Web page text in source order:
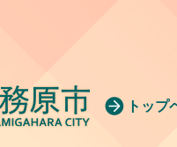
トップ